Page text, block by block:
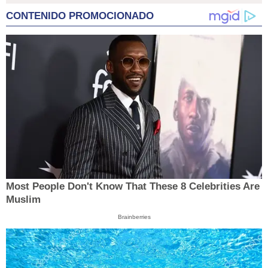
CONTENIDO PROMOCIONADO
Most People Don't Know That These 8 Celebrities Are
Muslim
Brainberries